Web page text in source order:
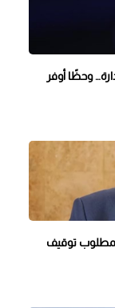
وحظًا أوفر
توقيف